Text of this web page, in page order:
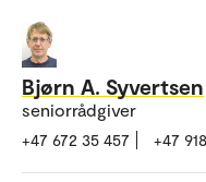
Bjørn A. Syvertsen
seniorrådgiver
+47 672 35 457 +47